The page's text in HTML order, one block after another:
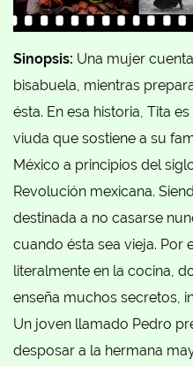
Sinopsis: Una mujer
bisabuela, mientras
ésta. En esa historia, Tita
viuda que sostiene a su
México a principios del
Revolución mexicana.
destinada a no casarse
cuando ésta sea vieja. Por
literalmente en la cocina,
enseña muchos secretos,
Un joven llamado Pedro
desposar a la hermana